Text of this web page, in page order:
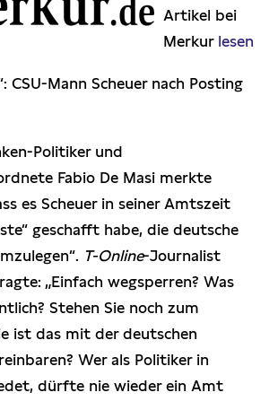
Artikel bei
Merkur lesen
CSU-Mann Scheuer nach Posting
Politiker und
Fabio De Masi merkte
es Scheuer in seiner Amtszeit
geschafft habe, die deutsche
T-Online-Journalist
„Einfach wegsperren? Was
Stehen Sie noch zum
ist das mit der deutschen
Wer als Politiker in
dürfte nie wieder ein Amt